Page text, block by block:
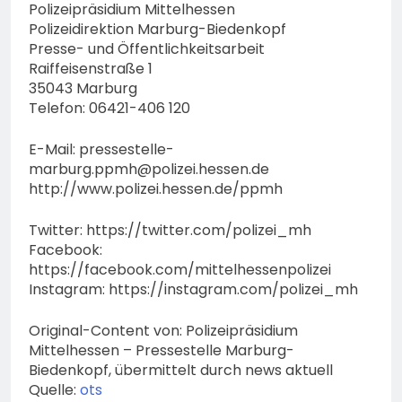
Polizeipräsidium Mittelhessen
Polizeidirektion Marburg-Biedenkopf
Presse- und Öffentlichkeitsarbeit
Raiffeisenstraße 1
35043 Marburg
Telefon: 06421-406 120
E-Mail: pressestelle-
marburg.ppmh@polizei.hessen.de
http://www.polizei.hessen.de/ppmh
Twitter: https://twitter.com/polizei_mh
Facebook:
https://facebook.com/mittelhessenpolizei
Instagram: https://instagram.com/polizei_mh
Original-Content von: Polizeipräsidium
Mittelhessen – Pressestelle Marburg-
Biedenkopf, übermittelt durch news aktuell
Quelle: ots